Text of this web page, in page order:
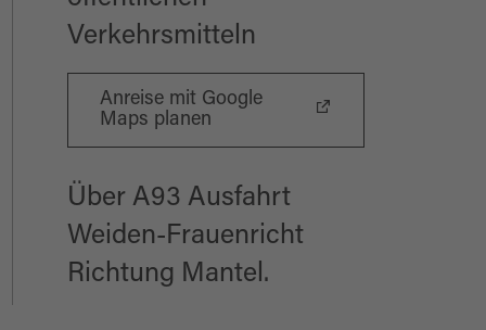
Verkehrsmitteln
Anreise mit Google
Maps planen
Über A93 Ausfahrt
Weiden-Frauenricht
Richtung Mantel.